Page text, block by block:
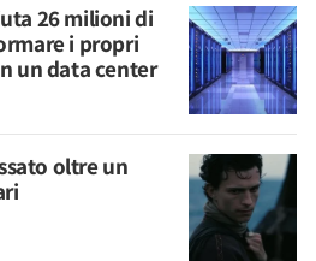
26 milioni di
i propri
un data center
oltre un